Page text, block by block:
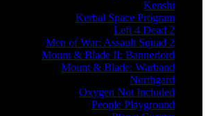
Kenshi
Kerbal Space Program
Left 4 Dead 2
Men of War: Assault Squad 2
Mount & Blade II: Bannerlord
Mount & Blade: Warband
Northgard
Oxygen Not Included
People Playground